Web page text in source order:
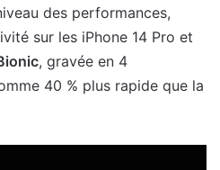
des performances,
sur les iPhone 14 Pro et
, gravée en 4
40 % plus rapide que la